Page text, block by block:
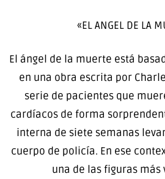
«EL ANGEL DE LA
El ángel de la muerte está
en una obra escrita por
serie de pacientes que
cardíacos de forma
interna de siete semanas
cuerpo de policía. En ese
una de las figuras más